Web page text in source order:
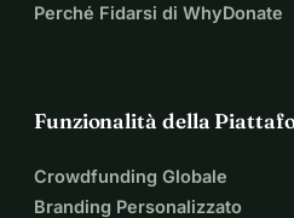
Perché Fidarsi di WhyDonate
Funzionalità della
Crowdfunding Globale
Branding Personalizzato